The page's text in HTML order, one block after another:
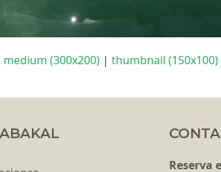
medium (300x200) | thumbnail (150x100)
Reserva